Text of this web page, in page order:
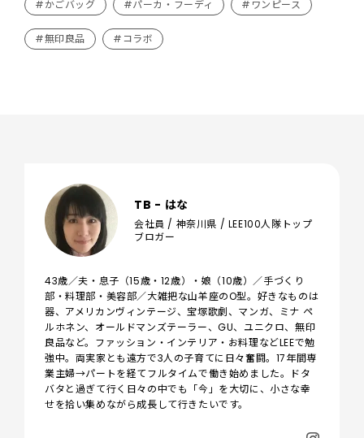
#かごバッグ #パーカ・フーディ #ワンピース
#無印良品 #コラボ
TB - はな
会社員 / 神奈川県 / LEE100人隊トップ
ブロガー
43歳／夫・息子（15歳・12歳）・娘（10歳）／手づくり
部・料理部・美容部／大雑把な山羊座のO型。好きなものは
器、アメリカンヴィンテージ、宝塚歌劇、マンガ、ミナ ペ
ルホネン、オールドマンズテーラー、GU、ユニクロ、無印
良品など。ファッション・インテリア・お料理などLEEで勉
強中。両実家とも遠方で3人の子育てに日々奮闘。17年間専
業主婦→パートを経てフルタイムで働き始めました。ドタ
バタと過ぎて行く日々の中でも「今」を大切に、小さな幸
せを拾い集めながら成長して行きたいです。